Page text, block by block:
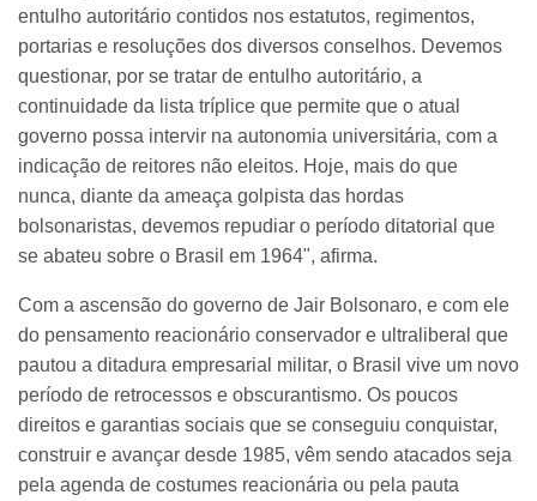
entulho autoritário contidos nos estatutos, regimentos,
portarias e resoluções dos diversos conselhos. Devemos
questionar, por se tratar de entulho autoritário, a
continuidade da lista tríplice que permite que o atual
governo possa intervir na autonomia universitária, com a
indicação de reitores não eleitos. Hoje, mais do que
nunca, diante da ameaça golpista das hordas
bolsonaristas, devemos repudiar o período ditatorial que
se abateu sobre o Brasil em 1964", afirma.
Com a ascensão do governo de Jair Bolsonaro, e com ele
do pensamento reacionário conservador e ultraliberal que
pautou a ditadura empresarial militar, o Brasil vive um novo
período de retrocessos e obscurantismo. Os poucos
direitos e garantias sociais que se conseguiu conquistar,
construir e avançar desde 1985, vêm sendo atacados seja
pela agenda de costumes reacionária ou pela pauta